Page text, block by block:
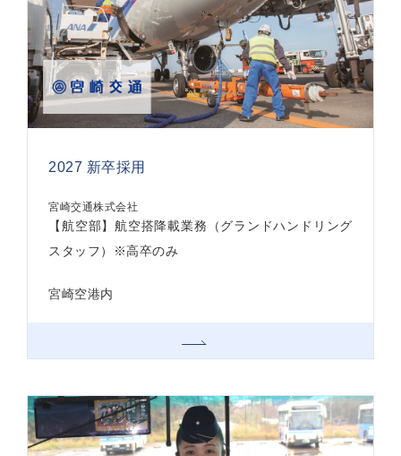
2027 新卒採用
宮崎交通株式会社
【航空部】航空搭降載業務（グランドハンドリング
スタッフ）※高卒のみ
宮崎空港内